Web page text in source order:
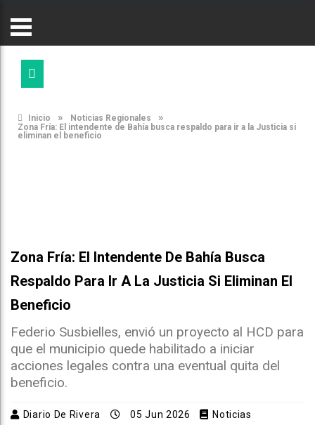
Inicio » Noticias Regionales »
Zona Fría: El intendente de Bahía busca respaldo para ir a la Justicia si
eliminan el beneficio
Zona Fría: El Intendente De Bahía Busca
Respaldo Para Ir A La Justicia Si Eliminan El
Beneficio
Federio Susbielles, envió un proyecto al HCD para
que el municipio quede habilitado a iniciar
acciones legales contra una eventual quita del
beneficio.
Diario De Rivera 05 Jun 2026
Noticias